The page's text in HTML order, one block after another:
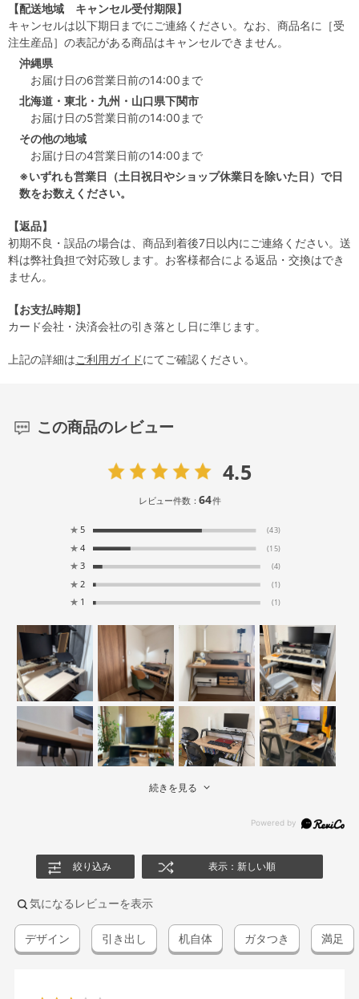
【配送地域 キャンセル受付期限】
キャンセルは以下期日までにご連絡ください。なお、商品名に［受
注生産品］の表記がある商品はキャンセルできません。
沖縄県
お届け日の6営業日前の14:00まで
北海道・東北・九州・山口県下関市
お届け日の5営業日前の14:00まで
その他の地域
お届け日の4営業日前の14:00まで
※いずれも営業日（土日祝日やショップ休業日を除いた日）で日
数をお数えください。
【返品】
初期不良・誤品の場合は、商品到着後7日以内にご連絡ください。送
料は弊社負担で対応致します。お客様都合による返品・交換はでき
ません。
【お支払時期】
カード会社・決済会社の引き落とし日に準じます。
上記の詳細はご利用ガイドにてご確認ください。
この商品のレビュー
4.5
レビュー件数：64件
★ 5 (43)
★ 4 (15)
★ 3 (4)
★ 2 (1)
★ 1 (1)
続きを見る
絞り込み 表示：新しい順
気になるレビューを表示
デザイン 引き出し 机自体 ガタつき 満足